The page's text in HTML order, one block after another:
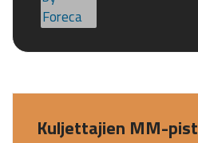
Kuljettajien MM-